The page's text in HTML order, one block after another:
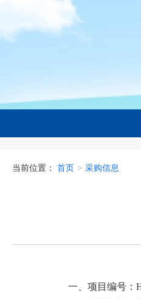
当前位置： 首页 > 采购信息
一、项目编号：